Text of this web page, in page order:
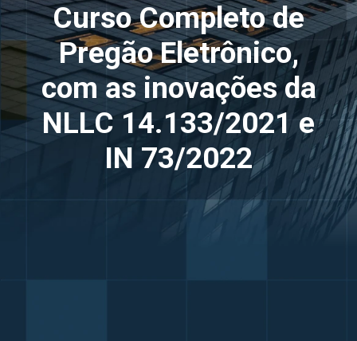
Curso Completo de
Pregão Eletrônico,
com as inovações da
NLLC 14.133/2021 e
IN 73/2022